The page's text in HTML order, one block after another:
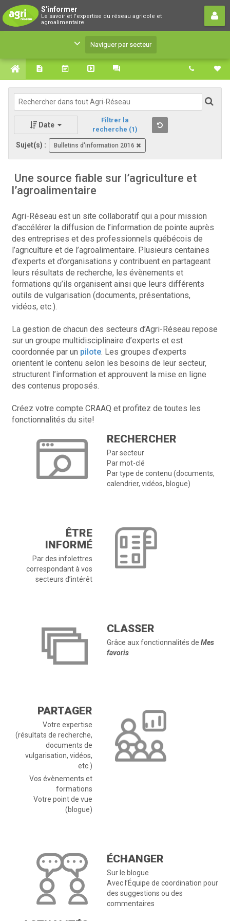
S'informer
Le savoir et l'expertise du réseau agricole et
agroalimentaire
Le savoir et l'expertise du réseau agricole et
agroalimentaire
Naviguer par secteur
Date
Filtrer la
recherche (1)
Sujet(s) : Bulletins d'information 2016
Une source fiable sur l’agriculture et
l’agroalimentaire
Agri-Réseau est un site collaboratif qui a pour mission
d’accélérer la diffusion de l’information de pointe auprès
des entreprises et des professionnels québécois de
l’agriculture et de l’agroalimentaire. Plusieurs centaines
d’experts et d’organisations y contribuent en partageant
leurs résultats de recherche, les évènements et
formations qu’ils organisent ainsi que leurs différents
outils de vulgarisation (documents, présentations,
vidéos, etc.).
La gestion de chacun des secteurs d’Agri-Réseau repose
sur un groupe multidisciplinaire d’experts et est
coordonnée par un pilote. Les groupes d’experts
orientent le contenu selon les besoins de leur secteur,
structurent l’information et approuvent la mise en ligne
des contenus proposés.
Créez votre compte CRAAQ et profitez de toutes les
fonctionnalités du site!
RECHERCHER
Par secteur
Par mot-clé
Par type de contenu (documents,
calendrier, vidéos, blogue)
ÊTRE
INFORMÉ
Par des infolettres
correspondant à vos
secteurs d’intérêt
CLASSER
Grâce aux fonctionnalités de Mes
favoris
PARTAGER
Votre expertise
(résultats de recherche,
documents de
vulgarisation, vidéos,
etc.)
Vos évènements et
formations
Votre point de vue
(blogue)
ÉCHANGER
Sur le blogue
Avec l’Équipe de coordination pour
des suggestions ou des
commentaires